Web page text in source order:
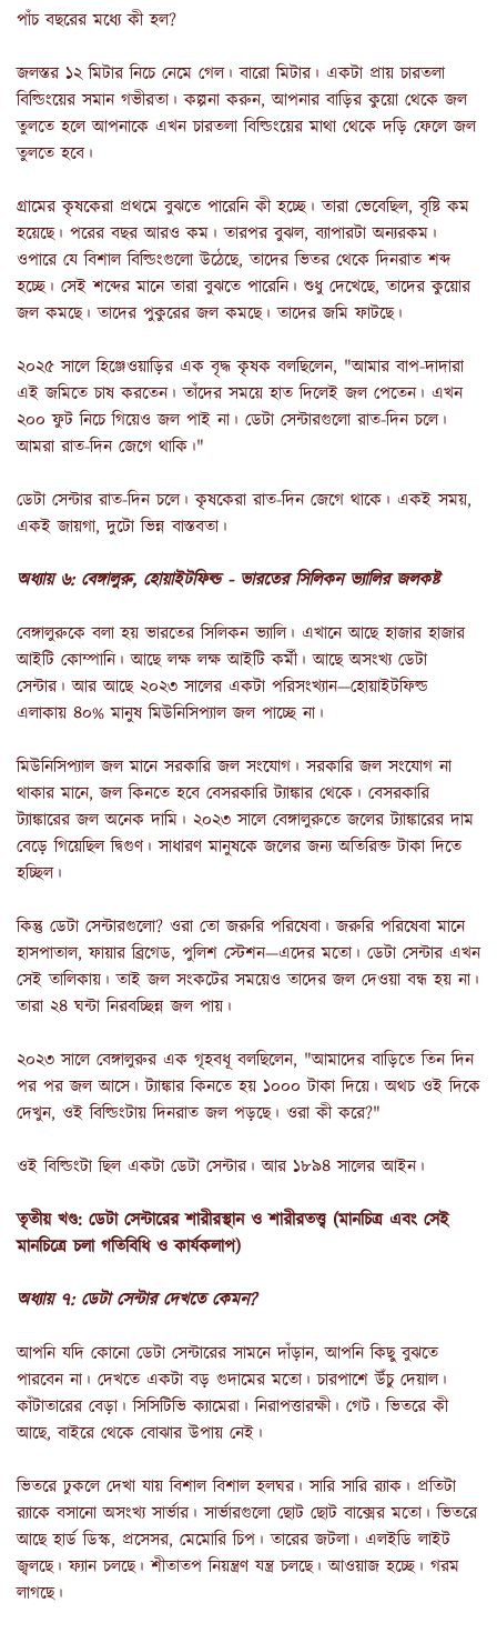
পাঁচ বছরের মধ্যে কী হল?
জলস্তর ১২ মিটার নিচে নেমে গেল। বারো মিটার। একটা প্রায় চারতলা
বিল্ডিংয়ের সমান গভীরতা। কল্পনা করুন, আপনার বাড়ির কুয়ো থেকে জল
তুলতে হলে আপনাকে এখন চারতলা বিল্ডিংয়ের মাথা থেকে দড়ি ফেলে জল
তুলতে হবে।
গ্রামের কৃষকেরা প্রথমে বুঝতে পারেনি কী হচ্ছে। তারা ভেবেছিল, বৃষ্টি কম
হয়েছে। পরের বছর আরও কম। তারপর বুঝল, ব্যাপারটা অন্যরকম।
ওপারে যে বিশাল বিল্ডিংগুলো উঠেছে, তাদের ভিতর থেকে দিনরাত শব্দ
হচ্ছে। সেই শব্দের মানে তারা বুঝতে পারেনি। শুধু দেখেছে, তাদের কুয়োর
জল কমছে। তাদের পুকুরের জল কমছে। তাদের জমি ফাটছে।
২০২৫ সালে হিঞ্জেওয়াড়ির এক বৃদ্ধ কৃষক বলছিলেন, "আমার বাপ-দাদারা
এই জমিতে চাষ করতেন। তাঁদের সময়ে হাত দিলেই জল পেতেন। এখন
২০০ ফুট নিচে গিয়েও জল পাই না। ডেটা সেন্টারগুলো রাত-দিন চলে।
আমরা রাত-দিন জেগে থাকি।"
ডেটা সেন্টার রাত-দিন চলে। কৃষকেরা রাত-দিন জেগে থাকে। একই সময়,
একই জায়গা, দুটো ভিন্ন বাস্তবতা।
অধ্যায় ৬: বেঙ্গালুরু, হোয়াইটফিল্ড - ভারতের সিলিকন ভ্যালির জলকষ্ট
বেঙ্গালুরুকে বলা হয় ভারতের সিলিকন ভ্যালি। এখানে আছে হাজার হাজার
আইটি কোম্পানি। আছে লক্ষ লক্ষ আইটি কর্মী। আছে অসংখ্য ডেটা
সেন্টার। আর আছে ২০২৩ সালের একটা পরিসংখ্যান—হোয়াইটফিল্ড
এলাকায় ৪০% মানুষ মিউনিসিপ্যাল জল পাচ্ছে না।
মিউনিসিপ্যাল জল মানে সরকারি জল সংযোগ। সরকারি জল সংযোগ না
থাকার মানে, জল কিনতে হবে বেসরকারি ট্যাঙ্কার থেকে। বেসরকারি
ট্যাঙ্কারের জল অনেক দামি। ২০২৩ সালে বেঙ্গালুরুতে জলের ট্যাঙ্কারের দাম
বেড়ে গিয়েছিল দ্বিগুণ। সাধারণ মানুষকে জলের জন্য অতিরিক্ত টাকা দিতে
হচ্ছিল।
কিন্তু ডেটা সেন্টারগুলো? ওরা তো জরুরি পরিষেবা। জরুরি পরিষেবা মানে
হাসপাতাল, ফায়ার ব্রিগেড, পুলিশ স্টেশন—এদের মতো। ডেটা সেন্টার এখন
সেই তালিকায়। তাই জল সংকটের সময়েও তাদের জল দেওয়া বন্ধ হয় না।
তারা ২৪ ঘন্টা নিরবচ্ছিন্ন জল পায়।
২০২৩ সালে বেঙ্গালুরুর এক গৃহবধূ বলছিলেন, "আমাদের বাড়িতে তিন দিন
পর পর জল আসে। ট্যাঙ্কার কিনতে হয় ১০০০ টাকা দিয়ে। অথচ ওই দিকে
দেখুন, ওই বিল্ডিংটায় দিনরাত জল পড়ছে। ওরা কী করে?"
ওই বিল্ডিংটা ছিল একটা ডেটা সেন্টার। আর ১৮৯৪ সালের আইন।
তৃতীয় খণ্ড: ডেটা সেন্টারের শারীরস্থান ও শারীরতত্ত্ব(মানচিত্র এবং সেই
মানচিত্রে চলা গতিবিধি ও কার্যকলাপ)
অধ্যায় ৭: ডেটা সেন্টার দেখতে কেমন?
আপনি যদি কোনো ডেটা সেন্টারের সামনে দাঁড়ান, আপনি কিছু বুঝতে
পারবেন না। দেখতে একটা বড় গুদামের মতো। চারপাশে উঁচু দেয়াল।
কাঁটাতারের বেড়া। সিসিটিভি ক্যামেরা। নিরাপত্তারক্ষী। গেট। ভিতরে কী
আছে, বাইরে থেকে বোঝার উপায় নেই।
ভিতরে ঢুকলে দেখা যায় বিশাল বিশাল হলঘর। সারি সারি র‍্যাক। প্রতিটা
র‍্যাকে বসানো অসংখ্য সার্ভার। সার্ভারগুলো ছোট ছোট বাক্সের মতো। ভিতরে
আছে হার্ড ডিস্ক, প্রসেসর, মেমোরি চিপ। তারের জটলা। এলইডি লাইট
জ্বলছে। ফ্যান চলছে। শীতাতপ নিয়ন্ত্রণ যন্ত্র চলছে। আওয়াজ হচ্ছে। গরম
লাগছে।